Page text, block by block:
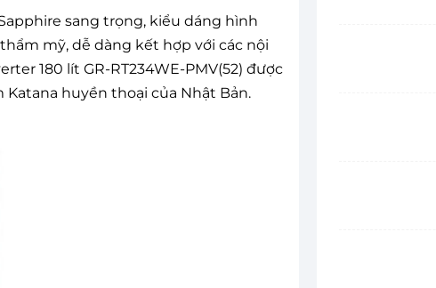
sang trọng, kiểu dáng hình
mỹ, dễ dàng kết hợp với các nội
180 lít GR-RT234WE-PMV(52) được
huyền thoại của Nhật Bản.